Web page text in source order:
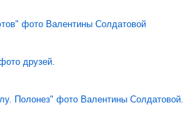
фото Валентины Солдатовой
друзей.
Полонез" фото Валентины Солдатовой.